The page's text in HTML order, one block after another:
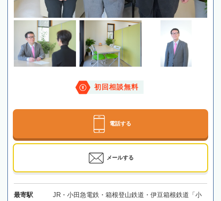
初回相談無料
電話する
メールする
最寄駅
JR・小田急電鉄・箱根登山鉄道・伊豆箱根鉄道「小